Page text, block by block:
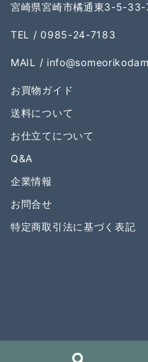
宮崎県宮崎市橘通東3-5-33-
TEL / 0985-24-7183
MAIL /
お買物ガイド
送料について
お仕立てについて
Q&A
企業情報
お問合せ
特定商取引法に基づく表記